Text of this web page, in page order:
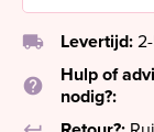
local_shipping Levertijd:
help
Hulp of
nodig?: